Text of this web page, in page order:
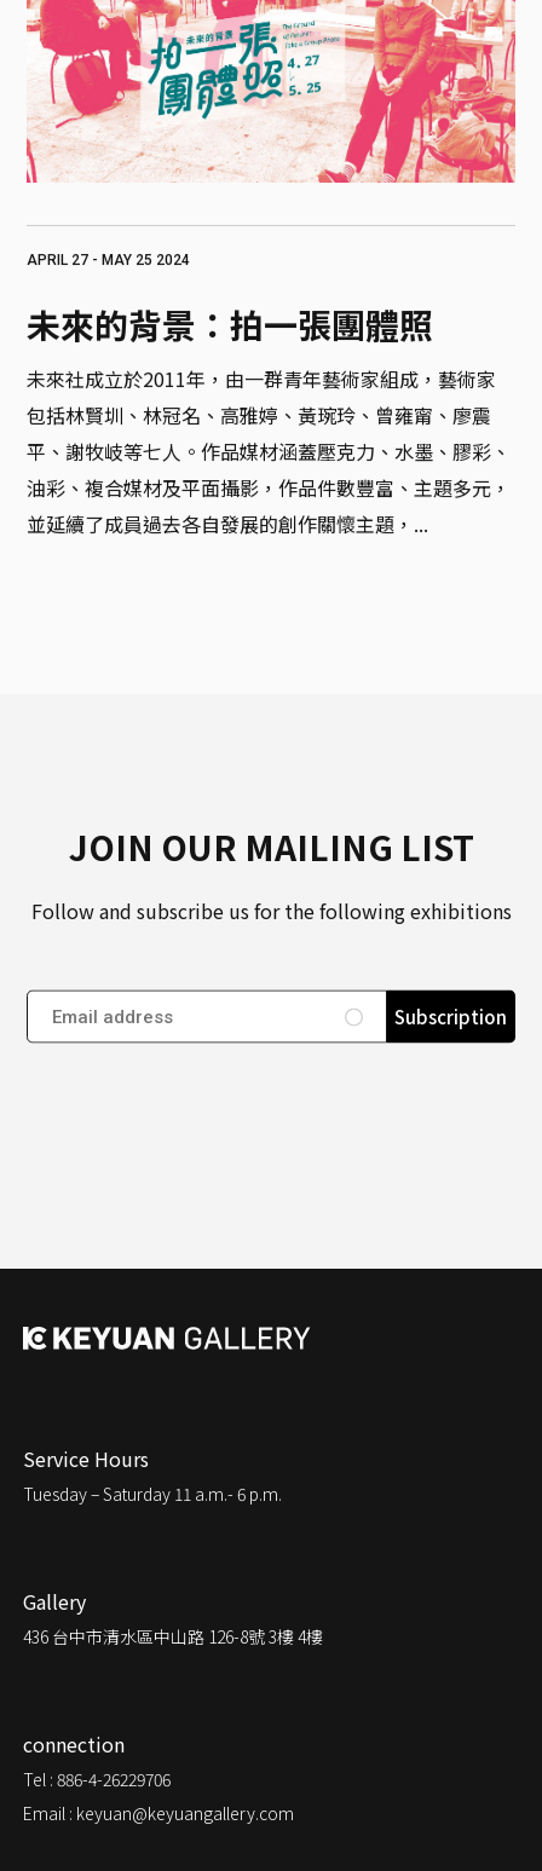
APRIL 27 - MAY 25 2024
未來的背景：拍一張團體照
未來社成立於2011年，由一群青年藝術家組成，藝術家
包括林賢圳、林冠名、高雅婷、黃琬玲、曾雍甯、廖震
平、謝牧岐等七人。作品媒材涵蓋壓克力、水墨、膠彩、
油彩、複合媒材及平面攝影，作品件數豐富、主題多元，
並延續了成員過去各自發展的創作關懷主題，...
JOIN OUR MAILING LIST
Follow and subscribe us for the following exhibitions
Subscription
Service Hours
Tuesday – Saturday 11 a.m.- 6 p.m.
Gallery
436 台中市清水區中山路 126-8號 3樓 4樓
connection
Tel : 886-4-26229706
Email : keyuan@keyuangallery.com